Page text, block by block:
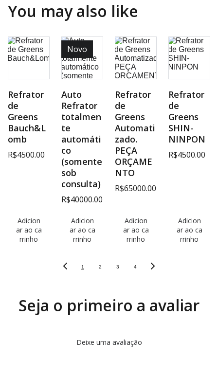
You may also like
Refrator
de
Greens
Bauch&L
omb
R$4500.00
Adicion
ar ao ca
rrinho
Novo
Auto
Refrator
totalmen
te
automáti
co
(somente
sob
consulta)
R$40000.00
Adicion
ar ao ca
rrinho
Refrator
de
Greens
Automati
zado.
PEÇA
ORÇAME
NTO
R$65000.00
Adicion
ar ao ca
rrinho
Refrator
de
Greens
SHIN-
NINPON
R$4500.00
Adicion
ar ao ca
rrinho
1 2 3 4
Seja o primeiro a avaliar
Deixe uma avaliação